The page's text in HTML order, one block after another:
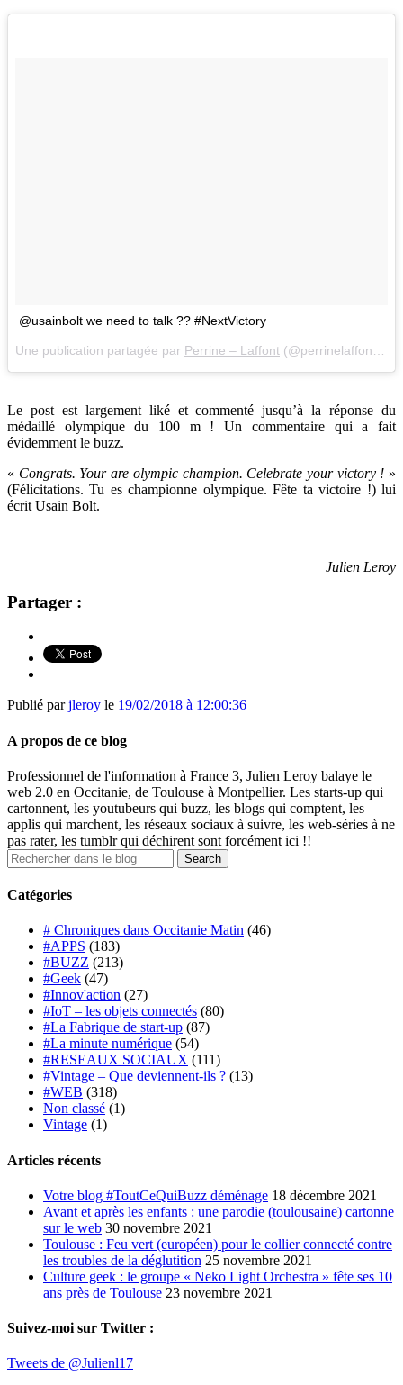
@usainbolt we need to talk ?? #NextVictory
Une publication partagée par Perrine – Laffont (@perrinelaffont) le
Le post est largement liké et commenté jusqu’à la réponse du
médaillé olympique du 100 m ! Un commentaire qui a fait
évidemment le buzz.
« Congrats. Your are olympic champion. Celebrate your victory ! »
(Félicitations. Tu es championne olympique. Fête ta victoire !) lui
écrit Usain Bolt.
Julien Leroy
Partager :
Publié parjleroy le 19/02/2018 à 12:00:36
A propos de ce blog
Professionnel de l'information à France 3, Julien Leroy balaye le
web 2.0 en Occitanie, de Toulouse à Montpellier. Les starts-up qui
cartonnent, les youtubeurs qui buzz, les blogs qui comptent, les
applis qui marchent, les réseaux sociaux à suivre, les web-séries à ne
pas rater, les tumblr qui déchirent sont forcément ici !!
Catégories
# Chroniques dans Occitanie Matin (46)
#APPS (183)
#BUZZ (213)
#Geek (47)
#Innov'action (27)
#IoT – les objets connectés (80)
#La Fabrique de start-up (87)
#La minute numérique (54)
#RESEAUX SOCIAUX (111)
#Vintage – Que deviennent-ils ? (13)
#WEB (318)
Non classé (1)
Vintage (1)
Articles récents
Votre blog #ToutCeQuiBuzz déménage 18 décembre 2021
Avant et après les enfants : une parodie (toulousaine) cartonne
sur le web 30 novembre 2021
Toulouse : Feu vert (européen) pour le collier connecté contre
les troubles de la déglutition 25 novembre 2021
Culture geek : le groupe « Neko Light Orchestra » fête ses 10
ans près de Toulouse 23 novembre 2021
Suivez-moi sur Twitter :
Tweets de @Julienl17